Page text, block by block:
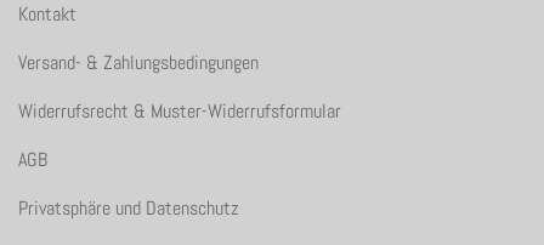
Kontakt
Versand- & Zahlungsbedingungen
Widerrufsrecht & Muster-Widerrufsformular
AGB
Privatsphäre und Datenschutz